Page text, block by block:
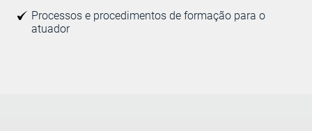
Processos e procedimentos de formação para o
atuador